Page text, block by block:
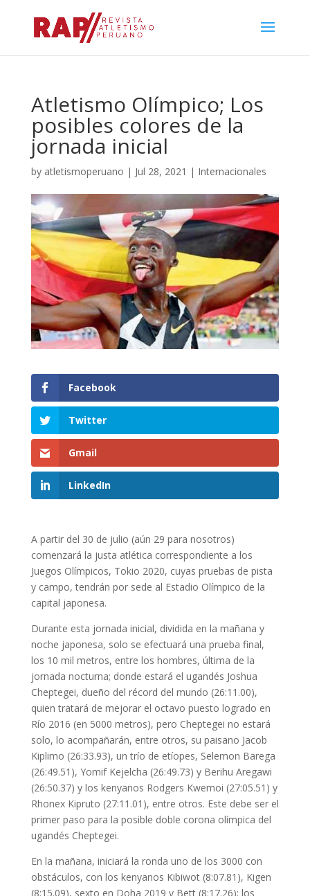
Atletismo Olímpico; Los
posibles colores de la
jornada inicial
by atletismoperuano | Jul 28, 2021 | Internacionales
Facebook
Twitter
Gmail
LinkedIn
A partir del 30 de julio (aún 29 para nosotros)
comenzará la justa atlética correspondiente a los
Juegos Olímpicos, Tokio 2020, cuyas pruebas de pista
y campo, tendrán por sede al Estadio Olímpico de la
capital japonesa.
Durante esta jornada inicial, dividida en la mañana y
noche japonesa, solo se efectuará una prueba final,
los 10 mil metros, entre los hombres, última de la
jornada nocturna; donde estará el ugandés Joshua
Cheptegei, dueño del récord del mundo (26:11.00),
quien tratará de mejorar el octavo puesto logrado en
Río 2016 (en 5000 metros), pero Cheptegei no estará
solo, lo acompañarán, entre otros, su paisano Jacob
Kiplimo (26:33.93), un trío de etíopes, Selemon Barega
(26:49.51), Yomif Kejelcha (26:49.73) y Berihu Aregawi
(26:50.37) y los kenyanos Rodgers Kwemoi (27:05.51) y
Rhonex Kipruto (27:11.01), entre otros. Este debe ser el
primer paso para la posible doble corona olímpica del
ugandés Cheptegei.
En la mañana, iniciará la ronda uno de los 3000 con
obstáculos, con los kenyanos Kibiwot (8:07.81), Kigen
(8:15.09), sexto en Doha 2019 y Bett (8:17.26); los